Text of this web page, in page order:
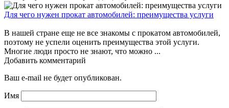
Для чего нужен прокат автомобилей: преимущества услуги
В нашей стране еще не все знакомы с прокатом автомобилей,
поэтому не успели оценить преимущества этой услуги.
Многие люди просто не знают, что можно ...
Добавить комментарий
Ваш e-mail не будет опубликован.
Имя